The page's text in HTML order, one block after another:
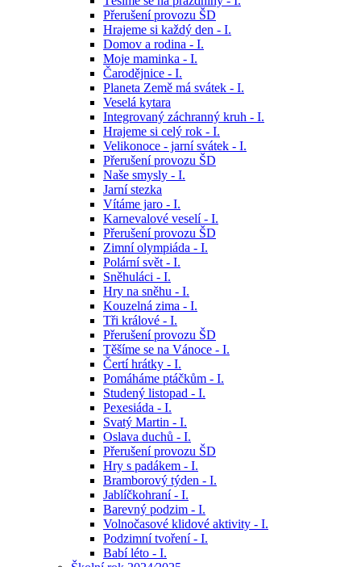
Přerušení provozu ŠD
Hrajeme si každý den - I.
Domov a rodina - I.
Moje maminka - I.
Čarodějnice - I.
Planeta Země má svátek - I.
Veselá kytara
Integrovaný záchranný kruh - I.
Hrajeme si celý rok - I.
Velikonoce - jarní svátek - I.
Přerušení provozu ŠD
Naše smysly - I.
Jarní stezka
Vítáme jaro - I.
Karnevalové veselí - I.
Přerušení provozu ŠD
Zimní olympiáda - I.
Polární svět - I.
Sněhuláci - I.
Hry na sněhu - I.
Kouzelná zima - I.
Tři králové - I.
Přerušení provozu ŠD
Těšíme se na Vánoce - I.
Čertí hrátky - I.
Pomáháme ptáčkům - I.
Studený listopad - I.
Pexesiáda - I.
Svatý Martin - I.
Oslava duchů - I.
Přerušení provozu ŠD
Hry s padákem - I.
Bramborový týden - I.
Jablíčkohraní - I.
Barevný podzim - I.
Volnočasové klidové aktivity - I.
Podzimní tvoření - I.
Babí léto - I.